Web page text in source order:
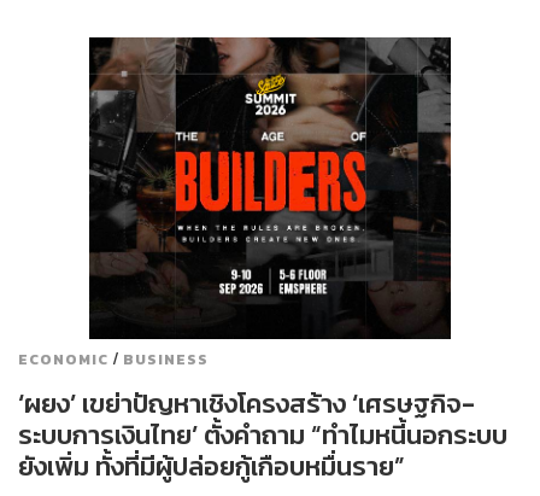
ECONOMIC / BUSINESS
‘ผยง’ เขย่าปัญหาเชิงโครงสร้าง ‘เศรษฐกิจ-
ระบบการเงินไทย’ ตั้งคำถาม “ทำไมหนี้นอกระบบ
ยังเพิ่ม ทั้งที่มีผู้ปล่อยกู้เกือบหมื่นราย”